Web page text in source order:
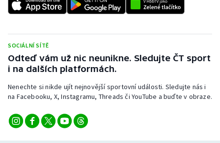
Short track
Stolní tenis
Veslování
Vodní slalom
SOCIÁLNÍ SÍTĚ
Odteď vám už nic neunikne. Sledujte ČT sport
i na dalších platformách.
Nenechte si nikde ujít nejnovější sportovní události. Sledujte nás i
na Facebooku, X, Instagramu, Threads či YouTube a buďte v obraze.